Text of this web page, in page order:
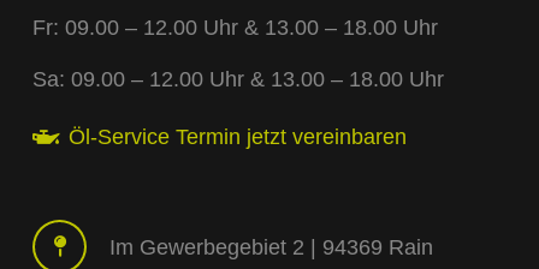
Fr: 09.00 – 12.00 Uhr & 13.00 – 18.00 Uhr
Sa: 09.00 – 12.00 Uhr & 13.00 – 18.00 Uhr
Öl-Service Termin jetzt vereinbaren
Im Gewerbegebiet 2 | 94369 Rain